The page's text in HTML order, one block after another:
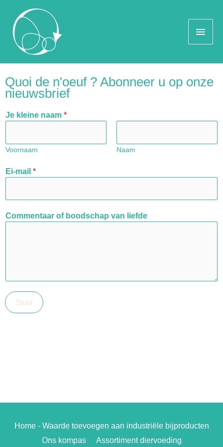
Quoi de n'oeuf ? Abonneer u op onze
nieuwsbrief
Je kleine naam *
Voornaam Naam
Ei-mail *
Commentaar of boodschap van liefde
Stuur
Home - Waarde toevoegen aan industriële bijproducten
Ons kompas
Assortiment diervoeding